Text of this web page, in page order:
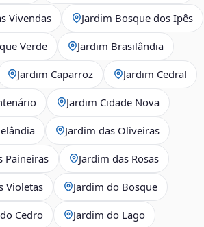
Vivendas Jardim Bosque dos Ipês
Verde Jardim Brasilândia
Jardim Caparroz Jardim Cedral
Jardim Cidade Nova
Jardim das Oliveiras
Paineiras Jardim das Rosas
Violetas Jardim do Bosque
Cedro Jardim do Lago